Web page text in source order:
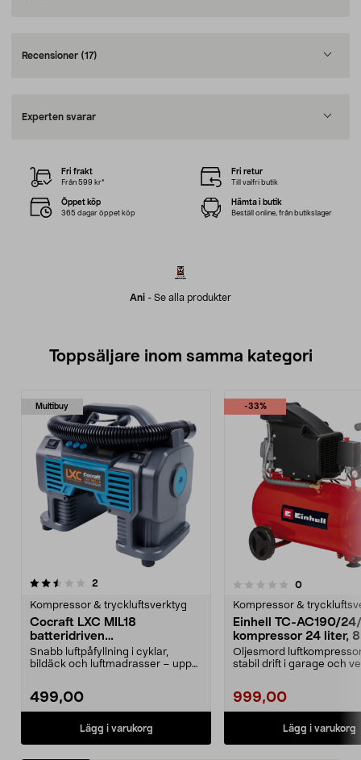
Recensioner (17)
Experten svarar
Ani - Se alla produkter
Fri frakt
Från 599 kr*
Fri retur
Till valfri butik
Öppet köp
365 dagar öppet köp
Hämta i butik
Beställ online, från butikslager
Toppsäljare inom samma kategori
Multibuy
2
Kompressor & tryckluftsverktyg
Cocraft LXC MIL18
batteridriven
multikompressor 18 V
Snabb luftpåfyllning i cyklar,
bildäck och luftmadrasser – upp
499,00
Lägg i varukorg
-33%
0.0 av 5 stjärnor 0recensioner
Kompressor &
Einhell TC-AC190/
kompressor 24 liter,
Oljesmord
stabil drift i garage och
999,00
Lägg i varukorg
4.5 av 5 stjärnor